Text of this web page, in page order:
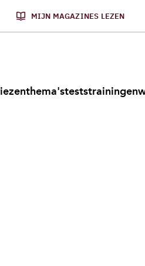
MIJN MAGAZINES LEZEN
thema'steststrainingen